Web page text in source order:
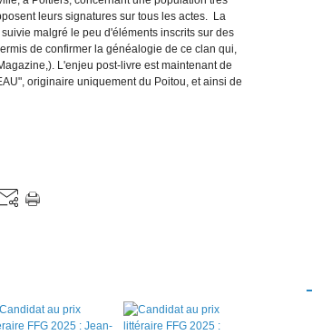
leurs signatures sur tous les actes. La
malgré le peu d'éléments inscrits sur des
de confirmer la généalogie de ce clan qui,
L'enjeu post-livre est maintenant de
originaire uniquement du Poitou, et ainsi de